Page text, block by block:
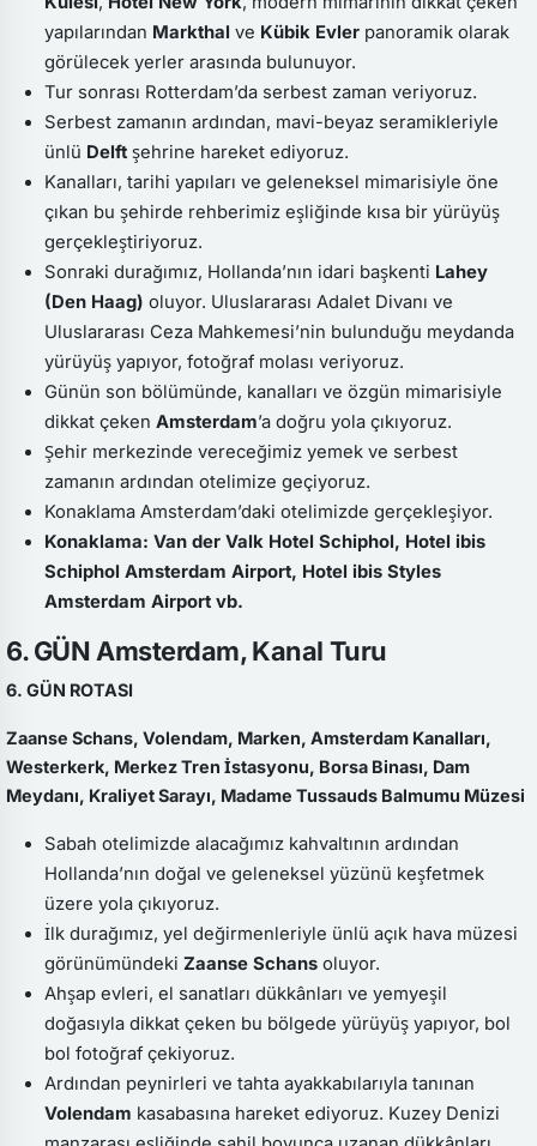
yapılarından Markthal ve Kübik Evler panoramik olarak
görülecek yerler arasında bulunuyor.
Tur sonrası Rotterdam’da serbest zaman veriyoruz.
Serbest zamanın ardından, mavi-beyaz seramikleriyle
ünlü Delft şehrine hareket ediyoruz.
Kanalları, tarihi yapıları ve geleneksel mimarisiyle öne
çıkan bu şehirde rehberimiz eşliğinde kısa bir yürüyüş
gerçekleştiriyoruz.
Sonraki durağımız, Hollanda’nın idari başkenti Lahey
(Den Haag) oluyor. Uluslararası Adalet Divanı ve
Uluslararası Ceza Mahkemesi’nin bulunduğu meydanda
yürüyüş yapıyor, fotoğraf molası veriyoruz.
Günün son bölümünde, kanalları ve özgün mimarisiyle
dikkat çeken Amsterdam’a doğru yola çıkıyoruz.
Şehir merkezinde vereceğimiz yemek ve serbest
zamanın ardından otelimize geçiyoruz.
Konaklama Amsterdam’daki otelimizde gerçekleşiyor.
Konaklama: Van der Valk Hotel Schiphol, Hotel ibis
Schiphol Amsterdam Airport, Hotel ibis Styles
Amsterdam Airport vb.
6. GÜN Amsterdam, Kanal Turu
6. GÜN ROTASI
Zaanse Schans, Volendam, Marken, Amsterdam Kanalları,
Westerkerk, Merkez Tren İstasyonu, Borsa Binası, Dam
Meydanı, Kraliyet Sarayı, Madame Tussauds Balmumu Müzesi
Sabah otelimizde alacağımız kahvaltının ardından
Hollanda’nın doğal ve geleneksel yüzünü keşfetmek
üzere yola çıkıyoruz.
İlk durağımız, yel değirmenleriyle ünlü açık hava müzesi
görünümündeki Zaanse Schans oluyor.
Ahşap evleri, el sanatları dükkânları ve yemyeşil
doğasıyla dikkat çeken bu bölgede yürüyüş yapıyor, bol
bol fotoğraf çekiyoruz.
Ardından peynirleri ve tahta ayakkabılarıyla tanınan
Volendam kasabasına hareket ediyoruz. Kuzey Denizi